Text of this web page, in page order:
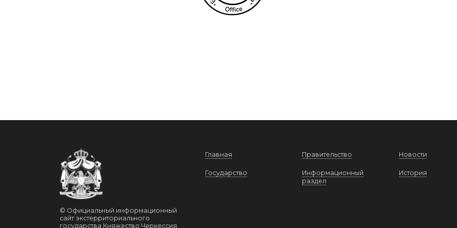
© Официальный информационный
сайт экстерриториального
государства Княжество Черкессия
Главная
Государство
Правительство
Информационный
раздел
Новости
История